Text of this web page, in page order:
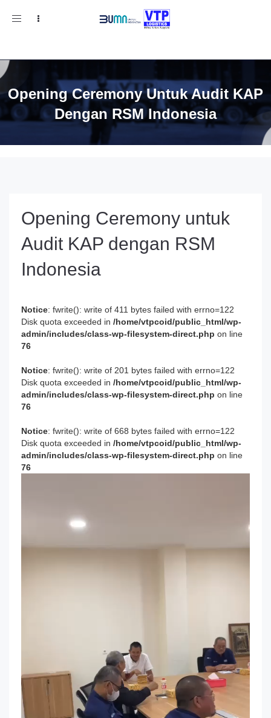
Toggle
Opening Ceremony Untuk Audit KAP
Dengan RSM Indonesia
Opening Ceremony untuk
Audit KAP dengan RSM
Indonesia
Notice: fwrite(): write of 411 bytes failed with errno=122
Disk quota exceeded in /home/vtpcoid/public_html/wp-
admin/includes/class-wp-filesystem-direct.php on line
76
Notice: fwrite(): write of 201 bytes failed with errno=122
Disk quota exceeded in /home/vtpcoid/public_html/wp-
admin/includes/class-wp-filesystem-direct.php on line
76
Notice: fwrite(): write of 668 bytes failed with errno=122
Disk quota exceeded in /home/vtpcoid/public_html/wp-
admin/includes/class-wp-filesystem-direct.php on line
76